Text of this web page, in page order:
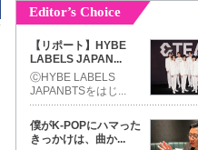
Editor’s Choice
【リポート】HYBE
LABELS JAPAN...
ⒸHYBE LABELS
JAPANBTSをはじ ...
僕がK-POPにハマった
きっかけは、曲か...